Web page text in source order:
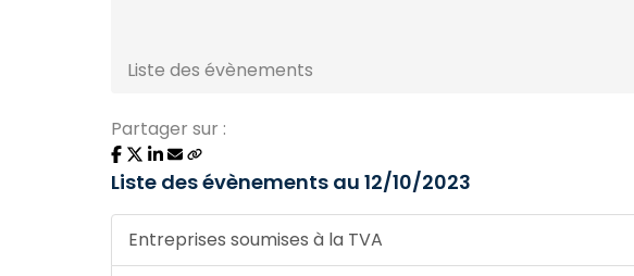
Liste des évènements
Partager sur :
Liste des évènements au 12/10/2023
Entreprises soumises à la TVA